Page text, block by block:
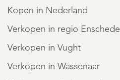
Kopen in Nederland
Verkopen in regio Enschede
Verkopen in Vught
Verkopen in Wassenaar